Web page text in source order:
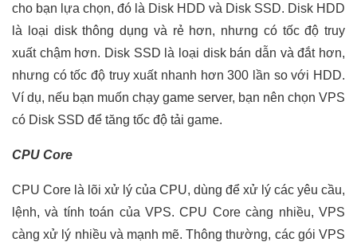
cho bạn lựa chọn, đó là Disk HDD và Disk SSD. Disk HDD
là loại disk thông dụng và rẻ hơn, nhưng có tốc độ truy
xuất chậm hơn. Disk SSD là loại disk bán dẫn và đắt hơn,
nhưng có tốc độ truy xuất nhanh hơn 300 lần so với HDD.
Ví dụ, nếu bạn muốn chạy game server, bạn nên chọn VPS
có Disk SSD để tăng tốc độ tải game.
CPU Core
CPU Core là lõi xử lý của CPU, dùng để xử lý các yêu cầu,
lệnh, và tính toán của VPS. CPU Core càng nhiều, VPS
càng xử lý nhiều và mạnh mẽ. Thông thường, các gói VPS